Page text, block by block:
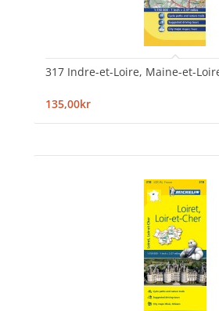
317 Indre-et-Loire, Maine-et-
135,00kr